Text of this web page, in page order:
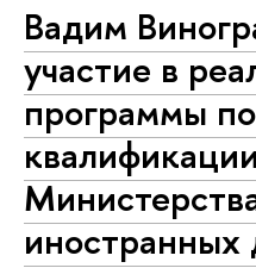
Вадим
участие в
программы
иностранных